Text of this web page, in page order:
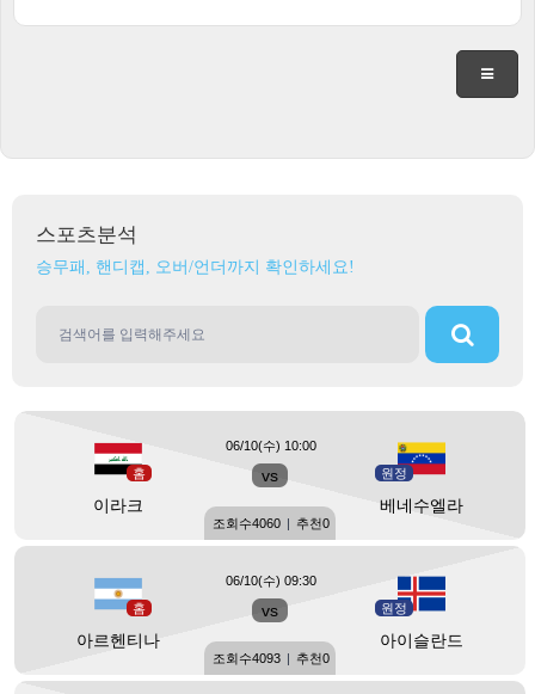
스포츠분석
승무패, 핸디캡, 오버/언더까지 확인하세요!
홈
이라크
vs 원정
베네수엘라
06/10(수) 10:00
조회수4060 | 추천0
홈
아르헨티나
vs 원정
아이슬란드
06/10(수) 09:30
조회수4093 | 추천0